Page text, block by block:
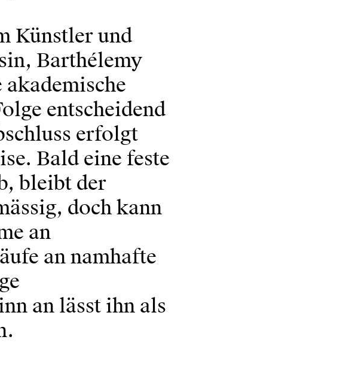
Künstler und
Barthélemy
entscheidend
erfolgt
Bald eine feste
bleibt der
doch kann
an
an namhafte
an lässt ihn als